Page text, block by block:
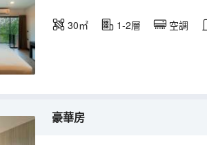
30㎡ 1-2層 空調
豪華房